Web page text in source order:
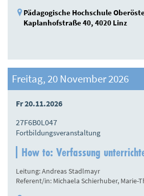
Pädagogische Hochschule
Kaplanhofstraße 40, 4020 Linz
Freitag, 20 November 2026
Fr 20.11.2026
27F6B0L047
Fortbildungsveranstaltung
How to: Verfassung
Leitung: Andreas Stadlmayr
Referent/in: Michaela Schierhuber, Marie-